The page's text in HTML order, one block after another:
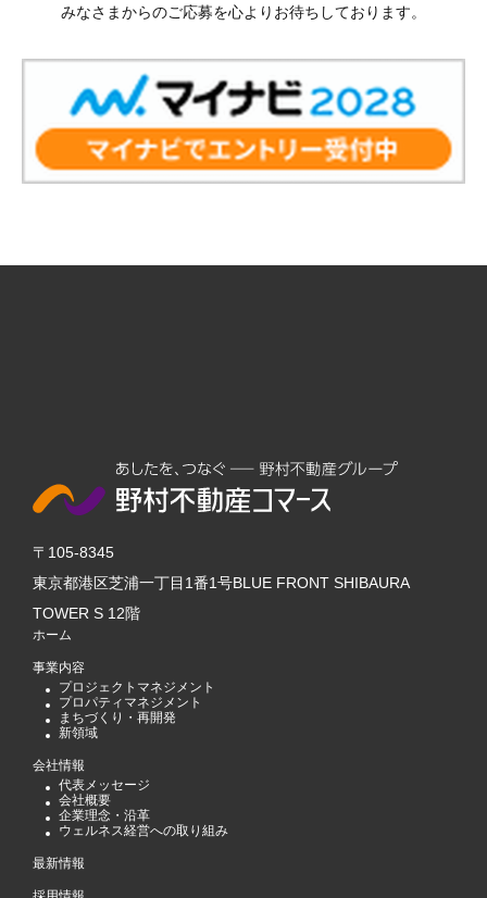
みなさまからのご応募を心よりお待ちしております。
〒105-8345
東京都港区芝浦一丁目1番1号BLUE FRONT SHIBAURA
TOWER S 12階
ホーム
事業内容
プロジェクトマネジメント
プロパティマネジメント
まちづくり・再開発
新領域
会社情報
代表メッセージ
会社概要
企業理念・沿革
ウェルネス経営への取り組み
最新情報